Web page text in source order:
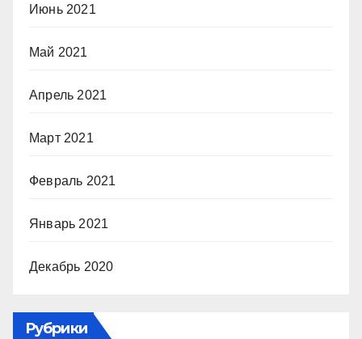
Июнь 2021
Май 2021
Апрель 2021
Март 2021
Февраль 2021
Январь 2021
Декабрь 2020
Рубрики